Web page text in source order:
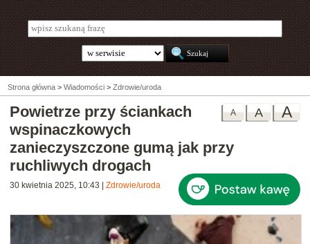
Strona główna > Wiadomości > Zdrowie/uroda
A
A
A
Powietrze przy ściankach
wspinaczkowych
zanieczyszczone gumą jak przy
ruchliwych drogach
30 kwietnia 2025, 10:43 Zdrowie/uroda